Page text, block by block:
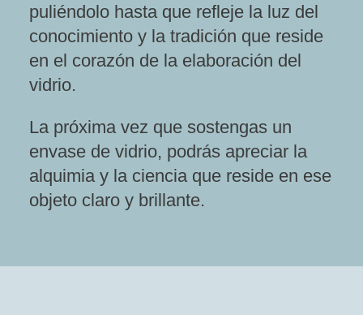
puliéndolo hasta que refleje la luz del
conocimiento y la tradición que reside
en el corazón de la elaboración del
vidrio.
La próxima vez que sostengas un
envase de vidrio, podrás apreciar la
alquimia y la ciencia que reside en ese
objeto claro y brillante.